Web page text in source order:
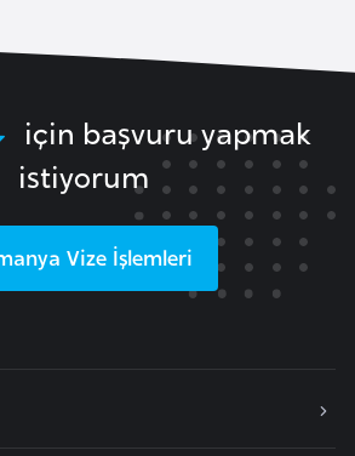
için başvuru yapmak
istiyorum
Vize İşlemleri